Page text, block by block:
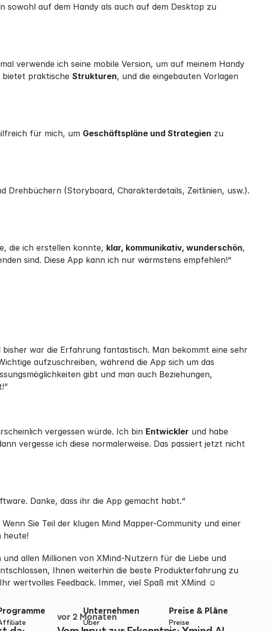
sowohl auf dem Handy als auch auf dem Desktop zu
verwende ich seine mobile Version, um auf meinem Handy
bietet praktische Strukturen, und die eingebauten Vorlagen
für mich, um Geschäftspläne und Strategien zu
Drehbüchern (Storyboard, Charakterdetails, Zeitlinien, usw.).
die ich erstellen konnte, klar, kommunikativ, wunderschön,
sind. Diese App kann ich nur wärmstens empfehlen!“
war die Erfahrung fantastisch. Man bekommt eine sehr
aufzuschreiben, während die App sich um das
gibt und man auch Beziehungen,
vergessen würde. Ich bin Entwickler und habe
vergesse ich diese normalerweise. Das passiert jetzt nicht
Danke, dass ihr die App gemacht habt.“
Sie Teil der klugen Mind Mapper-Community und einer
heute!
allen Millionen von XMind-Nutzern für die Liebe und
Ihnen weiterhin die beste Produkterfahrung zu
wertvolles Feedback. Immer, viel Spaß mit XMind ☺
vor 2 Monaten
Unternehmen
Über
Preise & Pläne
Preise